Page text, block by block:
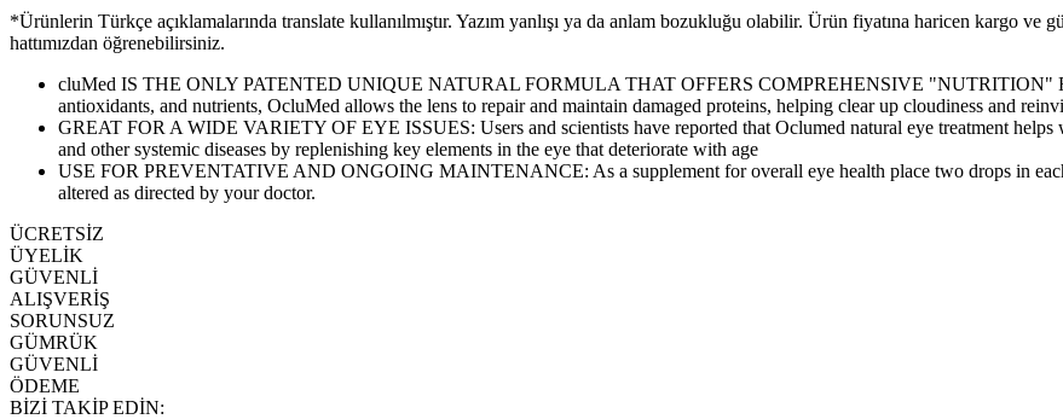
*Ürünlerin Türkçe açıklamalarında translate kullanılmıştır. Yazım yanlışı ya da anlam bozukluğu olabilir. Ürün fiyatına haricen kargo ve
hattımızdan öğrenebilirsiniz.
cluMed IS THE ONLY PATENTED UNIQUE NATURAL FORMULA THAT OFFERS COMPREHENSIVE "NUTRITION"
antioxidants, and nutrients, OcluMed allows the lens to repair and maintain damaged proteins, helping clear up cloudiness and
GREAT FOR A WIDE VARIETY OF EYE ISSUES: Users and scientists have reported that Oclumed natural eye treatment
and other systemic diseases by replenishing key elements in the eye that deteriorate with age
USE FOR PREVENTATIVE AND ONGOING MAINTENANCE: As a supplement for overall eye health place two drops in
altered as directed by your doctor.
ÜCRETSİZ
ÜYELİK
GÜVENLİ
ALIŞVERİŞ
SORUNSUZ
GÜMRÜK
GÜVENLİ
ÖDEME
BİZİ TAKİP EDİN: